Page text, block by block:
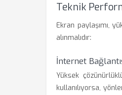
Teknik
Ekran paylaşımı,
alınmalıdır:
İnternet
Yüksek
kullanılıyorsa,